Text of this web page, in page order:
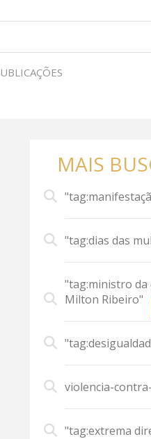
MAIS
"tag:dias das
"tag:ministro da
Milton Ribeiro"
violencia-
"tag:extrema